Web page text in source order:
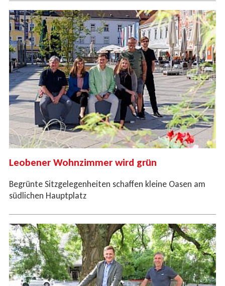
Leobener Wohnzimmer wird grün
Begrünte Sitzgelegenheiten schaffen kleine Oasen am
südlichen Hauptplatz